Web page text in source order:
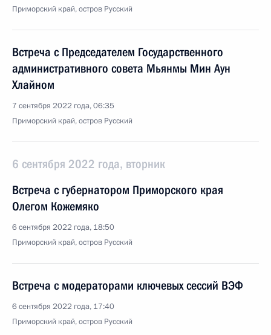
Приморский край, остров Русский
Встреча с Председателем Государственного
административного совета Мьянмы Мин Аун
Хлайном
7 сентября 2022 года, 06:35
Приморский край, остров Русский
6 сентября 2022 года, вторник
Встреча с губернатором Приморского края
Олегом Кожемяко
6 сентября 2022 года, 18:50
Приморский край, остров Русский
Встреча с модераторами ключевых сессий ВЭФ
6 сентября 2022 года, 17:40
Приморский край, остров Русский